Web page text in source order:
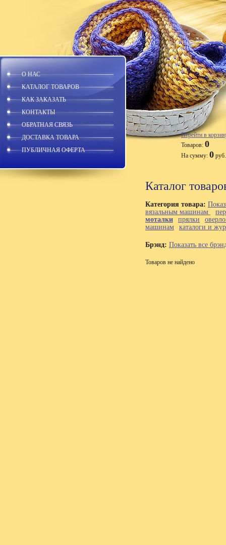
О НАС
КАТАЛОГ ТОВАРОВ
КАК ЗАКАЗАТЬ
КОНТАКТЫ
ОБРАТНАЯ СВЯЗЬ
ДОСТАВКА ТОВАРА
ПУБЛИЧНАЯ ОФЕРТА
Перейти в
Товаров: 0
На сумму: 0 руб.
Каталог
Категория товара:
вязальным машинам
моталки
прялки
машинам
каталоги и
Брэнд: Показать все
Товаров не найдено